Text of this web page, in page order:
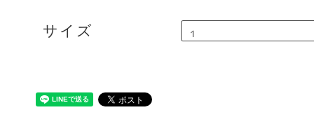
サイズ